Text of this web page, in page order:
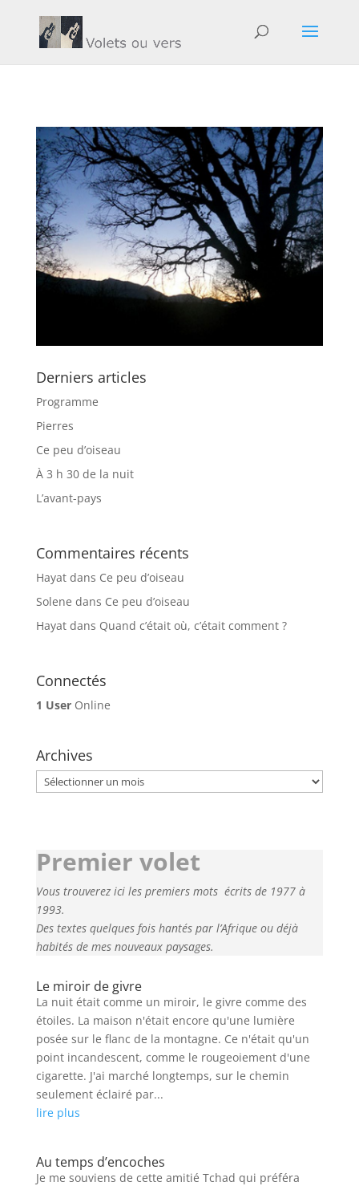
Derniers articles
Programme
Pierres
Ce peu d’oiseau
À 3 h 30 de la nuit
L’avant-pays
Commentaires récents
Hayatdans Ce peu d’oiseau
Solene dans Ce peu d’oiseau
Hayatdans Quand c’était où, c’était comment ?
Connectés
1 UserOnline
Archives
Archives
Premier volet
Vous trouverez ici les premiers mots écrits de 1977 à
1993.
Des textes quelques fois hantés par l’Afrique ou déjà
habités de mes nouveaux paysages.
Le miroir de givre
La nuit était comme un miroir, le givre comme des
étoiles. La maison n'était encore qu'une lumière
posée sur le flanc de la montagne. Ce n'était qu'un
point incandescent, comme le rougeoiement d'une
cigarette. J'ai marché longtemps, sur le chemin
seulement éclairé par...
lire plus
Au temps d’encoches
Je me souviens de cette amitié Tchad qui préféra